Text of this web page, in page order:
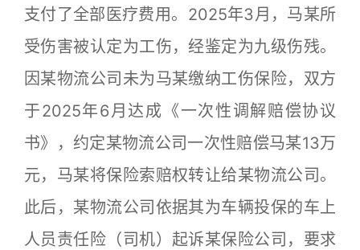
支付了全部医疗费用。2025年3月，马某所
受伤害被认定为工伤，经鉴定为九级伤残。
因某物流公司未为马某缴纳工伤保险，双方
于2025年6月达成《一次性调解赔偿协议
书》，约定某物流公司一次性赔偿马某13万
元，马某将保险索赔权转让给某物流公司。
此后，某物流公司依据其为车辆投保的车上
人员责任险（司机）起诉某保险公司，要求